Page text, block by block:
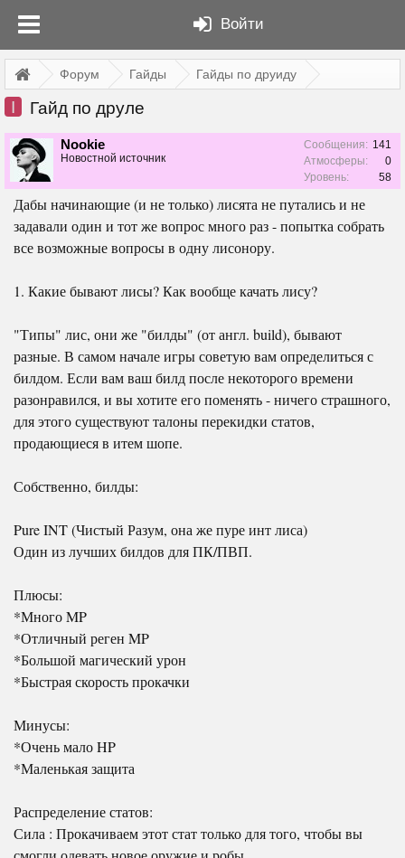
Войти
Форум Гайды Гайды по друиду
I Гайд по друле
Nookie
Новостной источник
Сообщения: 141
Атмосферы:
0
Уровень:
58
Дабы начинающие (и не только) лисята не путались и не
задавали один и тот же вопрос много раз - попытка собрать
все возможные вопросы в одну лисонору.
1. Какие бывают лисы? Как вообще качать лису?
"Типы" лис, они же "билды" (от англ. build), бывают
разные. В самом начале игры советую вам определиться с
билдом. Если вам ваш билд после некоторого времени
разонравился, и вы хотите его поменять - ничего страшного,
для этого существуют талоны перекидки статов,
продающиеся в итем шопе.
Собственно, билды:
Pure INT (Чистый Разум, она же пуре инт лиса)
Один из лучших билдов для ПК/ПВП.
Плюсы:
*Много MP
*Отличный реген MP
*Большой магический урон
*Быстрая скорость прокачки
Минусы:
*Очень мало HP
*Маленькая защита
Распределение статов:
Сила : Прокачиваем этот стат только для того, чтобы вы